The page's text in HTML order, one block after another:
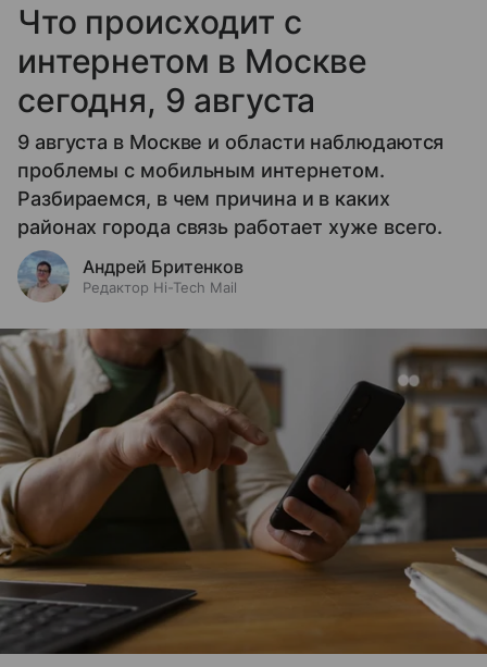
Что происходит с
интернетом в Москве
сегодня, 9 августа
9 августа в Москве и области наблюдаются
проблемы с мобильным интернетом.
Разбираемся, в чем причина и в каких
районах города связь работает хуже всего.
Андрей Бритенков
Редактор Hi-Tech Mail